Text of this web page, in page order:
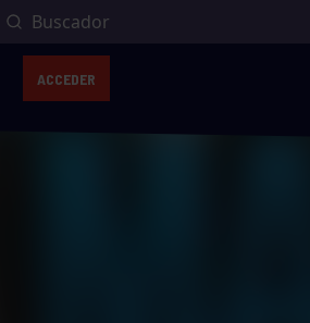
Buscador
ACCEDER